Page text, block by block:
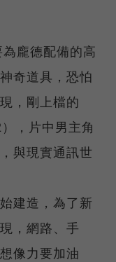
龐德配備的高
奇道具，恐怕
，剛上檔的
，片中男主角
與現實通訊世
建造，為了新
，網路、手
像力要加油